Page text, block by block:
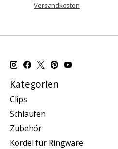
Versandkosten
Kategorien
Clips
Schlaufen
Zubehör
Kordel für Ringware